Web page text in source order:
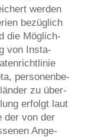
wer­den
bezüg­lich
die Mög­lich­
von Insta­
per­so­nen­be­
zu über­
erfolgt laut
der von der
Ange­